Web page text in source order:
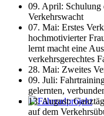
09. April: Schulung
Verkehrswacht
07. Mai: Erstes
hochmotivierter
lernt macht eine
verkehrsgerechtes
28. Mai: Zweites
09. Juli:
gelernten,
13. August:
auf dem